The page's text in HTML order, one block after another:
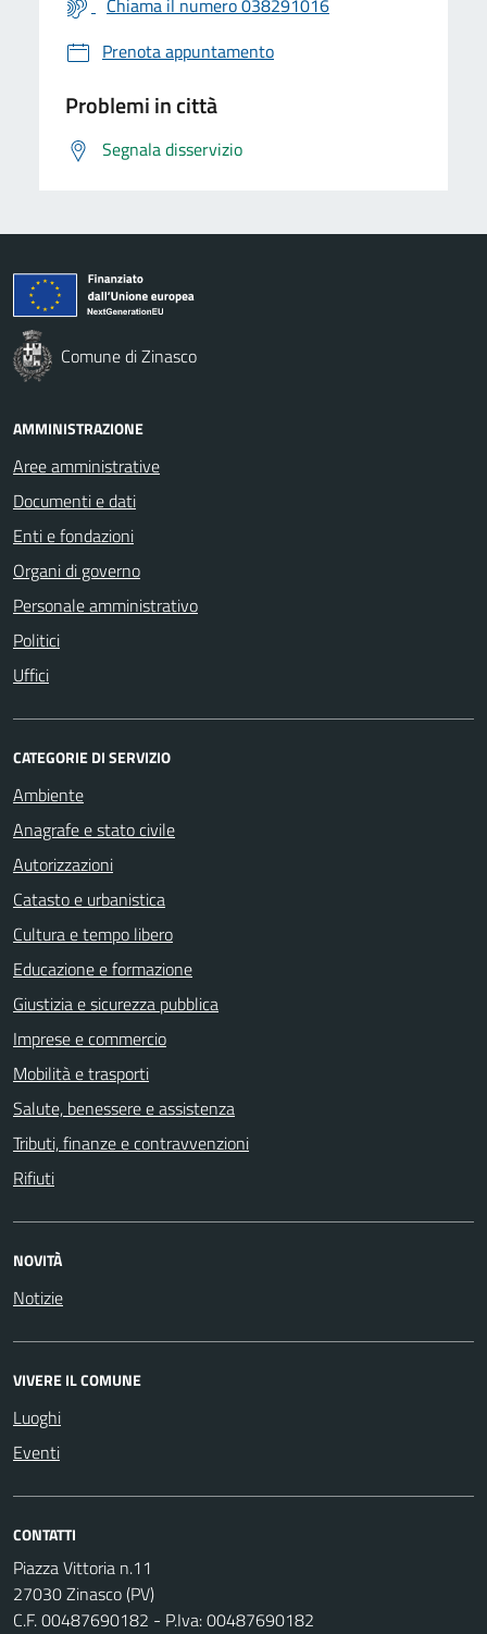
Prenota appuntamento
Problemi in città
Segnala disservizio
Comune di Zinasco
AMMINISTRAZIONE
Aree amministrative
Documenti e dati
Enti e fondazioni
Organi di governo
Personale amministrativo
Politici
Uffici
CATEGORIE DI SERVIZIO
Ambiente
Anagrafe e stato civile
Autorizzazioni
Catasto e urbanistica
Cultura e tempo libero
Educazione e formazione
Giustizia e sicurezza pubblica
Imprese e commercio
Mobilità e trasporti
Salute, benessere e assistenza
Tributi, finanze e contravvenzioni
Rifiuti
NOVITÀ
Notizie
VIVERE IL COMUNE
Luoghi
Eventi
CONTATTI
Piazza Vittoria n.11
27030 Zinasco (PV)
C.F. 00487690182 - P.Iva: 00487690182